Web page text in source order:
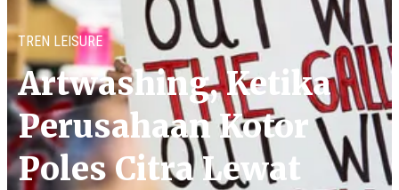
TREN LEISURE
Artwashing, Ketika
Perusahaan Kotor
Poles Citra Lewat